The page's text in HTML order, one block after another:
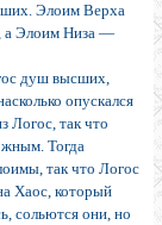
Элоим Верха
а Элоим Низа —
душ высших,
опускался
Логос, так что
Тогда
так что Логос
Хаос, который
сольются они, но